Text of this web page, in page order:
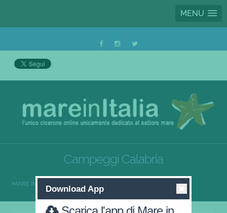
MENU
Campeggi Calabria
MARE IN ITALIA
Download App